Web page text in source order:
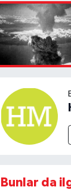
Bunlar da